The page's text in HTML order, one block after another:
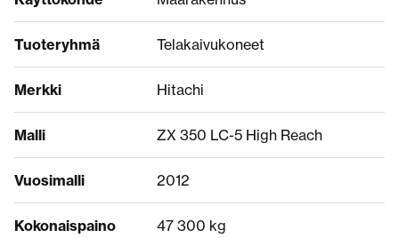
Tuoteryhmä Telakaivukoneet
Merkki Hitachi
Malli ZX 350 LC-5 High Reach
Vuosimalli 2012
Kokonaispaino 47 300 kg